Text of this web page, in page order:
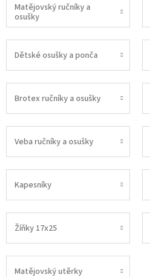
Matějovský ručníky a
osušky
Dětské osušky a ponča
Brotex ručníky a osušky
Veba ručníky a osušky
Kapesníky
Žíňky 17x25
Matějovský utěrky